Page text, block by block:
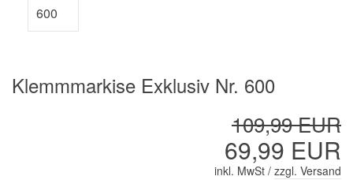
Klemmmarkise Exklusiv Nr. 600
109,99 EUR
69,99 EUR
inkl. MwSt / zzgl. Versand